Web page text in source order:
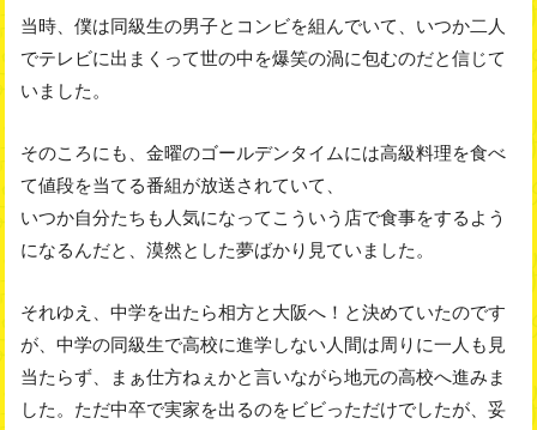
当時、僕は同級生の男子とコンビを組んでいて、いつか二人
でテレビに出まくって世の中を爆笑の渦に包むのだと信じて
いました。
そのころにも、金曜のゴールデンタイムには高級料理を食べ
て値段を当てる番組が放送されていて、
いつか自分たちも人気になってこういう店で食事をするよう
になるんだと、漠然とした夢ばかり見ていました。
それゆえ、中学を出たら相方と大阪へ！と決めていたのです
が、中学の同級生で高校に進学しない人間は周りに一人も見
当たらず、まぁ仕方ねぇかと言いながら地元の高校へ進みま
した。ただ中卒で実家を出るのをビビっただけでしたが、妥